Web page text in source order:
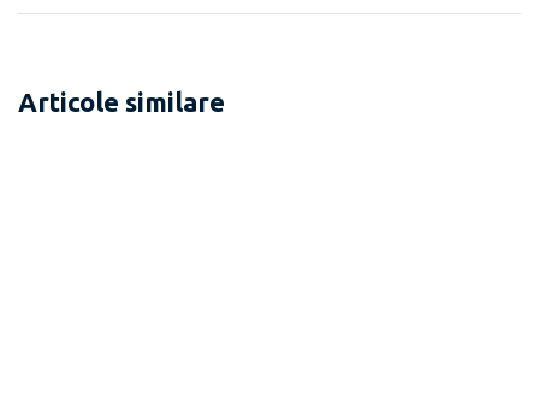
Articole similare